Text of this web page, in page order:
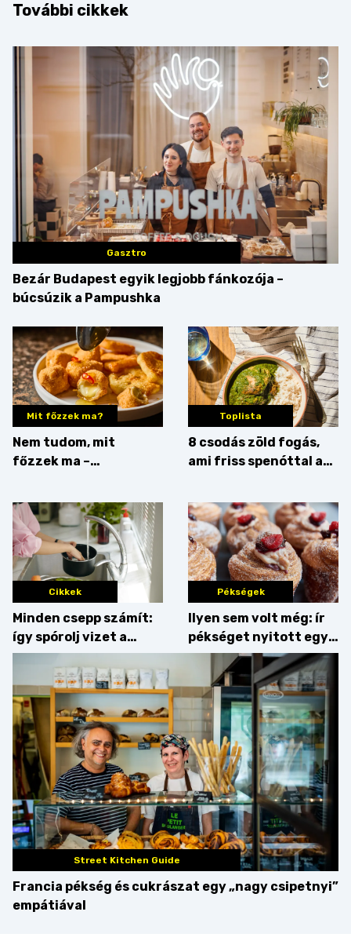
További cikkek
Gasztro
Bezár Budapest egyik legjobb fánkozója –
búcsúzik a Pampushka
Mit főzzek ma?
Nem tudom, mit
főzzek ma –
camembert
Toplista
8 csodás zöld fogás,
ami friss spenóttal az
Cikkek
Minden csepp számít:
így spórolj vizet a
konyhában
Pékségek
Ilyen sem volt még: ír
pékséget nyitott egy
Dublinból hazatért pár
Street Kitchen Guide
Francia pékség és cukrászat egy „nagy csipetnyi”
empátiával